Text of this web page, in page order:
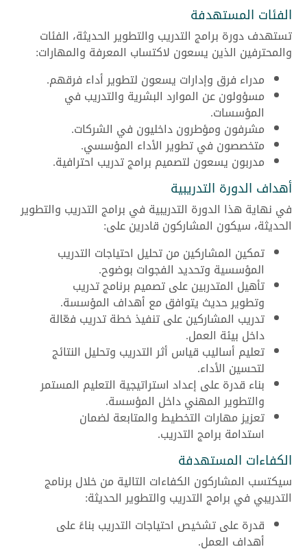
الفئات المستهدفة
تستهدف دورة برامج التدريب والتطوير الحديثة، الفئات
والمحترفين الذين يسعون لاكتساب المعرفة والمهارات:
مدراء فرق وإدارات يسعون لتطوير أداء فرقهم.
مسؤولون عن الموارد البشرية والتدريب في
المؤسسات.
مشرفون ومؤطرون داخليون في الشركات.
متخصصون في تطوير الأداء المؤسسي.
مدربون يسعون لتصميم برامج تدريب احترافية.
أهداف الدورة التدريبية
في نهاية هذا الدورة التدريبية في برامج التدريب والتطوير
الحديثة، سيكون المشاركون قادرين على:
تمكين المشاركين من تحليل احتياجات التدريب
المؤسسية وتحديد الفجوات بوضوح.
تأهيل المتدربين على تصميم برنامج تدريب
وتطوير حديث يتوافق مع أهداف المؤسسة.
تدريب المشاركين على تنفيذ خطة تدريب فعّالة
داخل بيئة العمل.
تعليم أساليب قياس أثر التدريب وتحليل النتائج
لتحسين الأداء.
بناء قدرة على إعداد استراتيجية التعليم المستمر
والتطوير المهني داخل المؤسسة.
تعزيز مهارات التخطيط والمتابعة لضمان
استدامة برامج التدريب.
الكفاءات المستهدفة
سيكتسب المشاركون الكفاءات التالية من خلال برنامج
التدريبي في برامج التدريب والتطوير الحديثة:
قدرة على تشخيص احتياجات التدريب بناءً على
أهداف العمل.